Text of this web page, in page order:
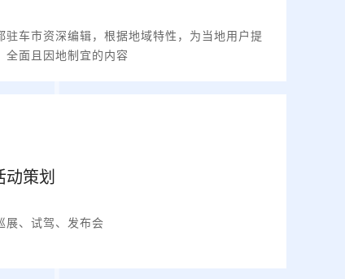
驻车市资深编辑，根据地域特性，为当地用户提
全面且因地制宜的内容
动策划
展、试驾、发布会